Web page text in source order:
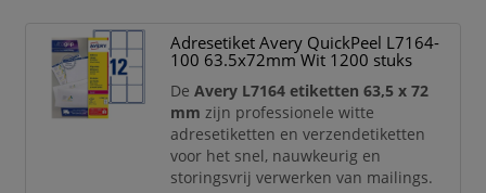
Dankzij de praktischeQuickPEEL™
hulpstripverwerkt u grote aantallen
etiketten snel en efficiënt. Het etiketvel
is voorzien van
Adresetiket Avery QuickPeel L7164-
100 63.5x72mm Wit 1200 stuks
DeAvery L7164 etiketten 63,5 x 72
mm zijn professionele witte
adresetiketten en verzendetiketten
voor het snel, nauwkeurig en
storingsvrij verwerken van mailings.